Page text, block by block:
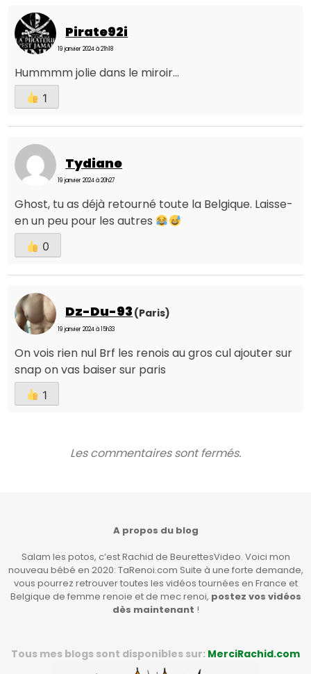
Pirate92i
19 janvier 2024 à 21h18
Hummmm jolie dans le miroir...
1
Tydiane
19 janvier 2024 à 20h27
Ghost, tu as déjà retourné toute la Belgique. Laisse-
en un peu pour les autres
0
Dz-Du-93 (Paris)
19 janvier 2024 à 15h33
On vois rien nul Brf les renois au gros cul ajouter sur
snap on vas baiser sur paris
1
Les commentaires sont fermés.
A propos du blog
Salam les potos, c’est Rachid de BeurettesVideo. Voici mon
nouveau bébé en 2020: TaRenoi.com Suite à une forte demande,
vous pourrez retrouver toutes les vidéos tournées en France et
Belgique de femme renoie et de mec renoi, postez vos vidéos
dès maintenant !
Tous mes blogs sont disponibles sur: MerciRachid.com